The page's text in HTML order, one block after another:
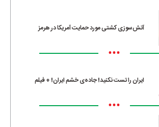
آتش‌سوزی کشتی مورد حمایت آمریکا در هرمز
•••
ایران را تست نکنید! جاده‌ی خشم ایران! + فیلم
•••